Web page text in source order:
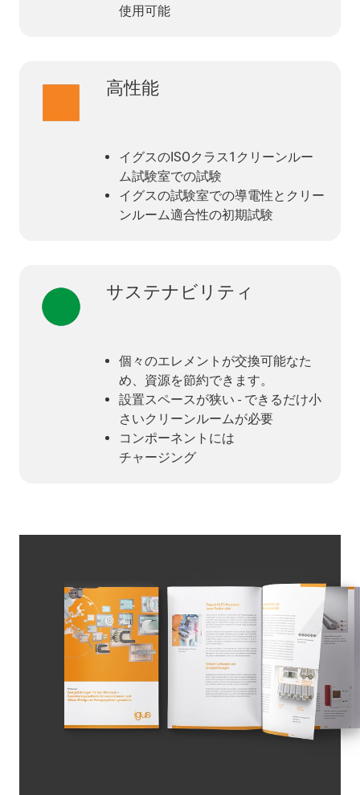
使用可能
高性能
イグスのISOクラス1クリーンルー
ム試験室での試験
イグスの試験室での導電性とクリー
ンルーム適合性の初期試験
サステナビリティ
個々のエレメントが交換可能なた
め、資源を節約できます。
設置スペースが狭い - できるだけ小
さいクリーンルームが必要
コンポーネントには
チャージング